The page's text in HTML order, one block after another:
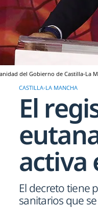
del Gobierno de Castilla-La
CASTILLA-LA MANCHA
El
activa
El decreto tiene
sanitarios que